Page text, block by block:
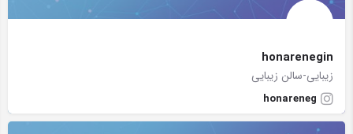
honarenegin
زیبایی-سالن زیبایی
honareneg